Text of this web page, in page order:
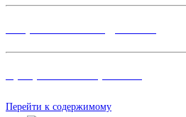
Перейти к содержимому